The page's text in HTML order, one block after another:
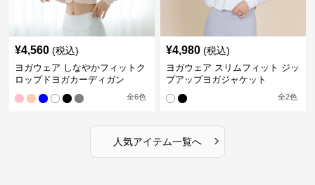
¥4,560 (税込)
ヨガウェア しなやかフィットク
ロップドヨガカーディガン
全6色
¥4,980 (税込)
ヨガウェア スリムフィット ジッ
プアップヨガジャケット
全2色
人気アイテム一覧へ ›